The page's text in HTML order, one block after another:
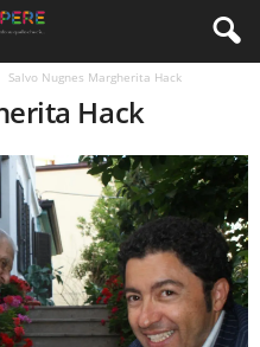
Salvo Nugnes Margherita Hack
Hack